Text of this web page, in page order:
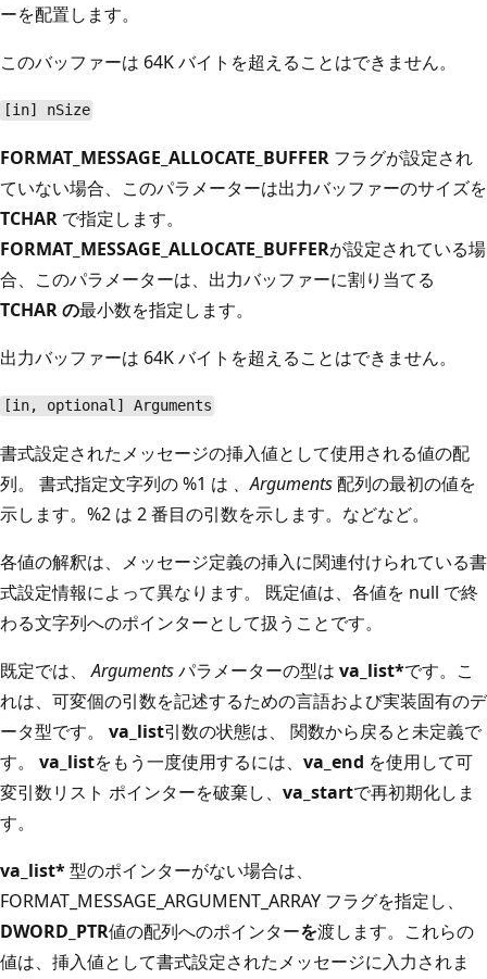
ーを配置します。
このバッファーは 64K バイトを超えることはできません。
[in] nSize
FORMAT_MESSAGE_ALLOCATE_BUFFER フラグが設定され
ていない場合、このパラメーターは出力バッファーのサイズを
TCHAR で指定します。
FORMAT_MESSAGE_ALLOCATE_BUFFERが設定されている場
合、このパラメーターは、出力バッファーに割り当てる
TCHAR の最小数を指定します。
出力バッファーは 64K バイトを超えることはできません。
[in, optional] Arguments
書式設定されたメッセージの挿入値として使用される値の配
列。 書式指定文字列の %1 は 、Arguments配列の最初の値を
示します。%2 は 2 番目の引数を示します。などなど。
各値の解釈は、メッセージ定義の挿入に関連付けられている書
式設定情報によって異なります。 既定値は、各値を null で終
わる文字列へのポインターとして扱うことです。
既定では、Argumentsパラメーターの型は va_list*です。こ
れは、可変個の引数を記述するための言語および実装固有のデ
ータ型です。 va_list引数の状態は、 関数から戻ると未定義で
す。 va_listをもう一度使用するには、 va_end を使用して可
変引数リスト ポインターを破棄し、 va_startで再初期化しま
す。
va_list*型のポインターがない場合は、
FORMAT_MESSAGE_ARGUMENT_ARRAY フラグを指定し、
DWORD_PTR値の配列へのポインターを渡します。これらの
値は、挿入値として書式設定されたメッセージに入力されま